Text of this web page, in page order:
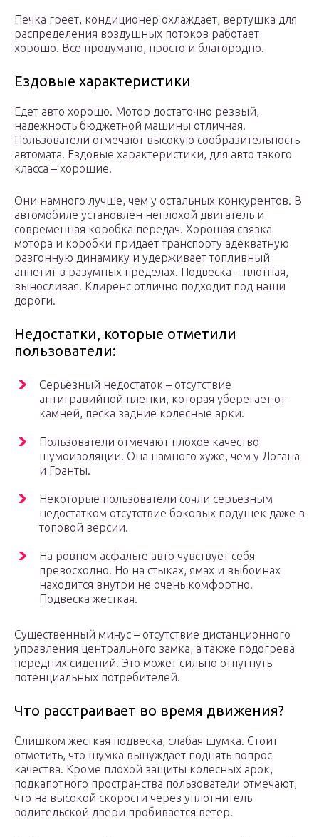
Печка греет, кондиционер охлаждает, вертушка для
распределения воздушных потоков работает
хорошо. Все продумано, просто и благородно.
Ездовые характеристики
Едет авто хорошо. Мотор достаточно резвый,
надежность бюджетной машины отличная.
Пользователи отмечают высокую сообразительность
автомата. Ездовые характеристики, для авто такого
класса – хорошие.
Они намного лучше, чем у остальных конкурентов. В
автомобиле установлен неплохой двигатель и
современная коробка передач. Хорошая связка
мотора и коробки придает транспорту адекватную
разгонную динамику и удерживает топливный
аппетит в разумных пределах. Подвеска – плотная,
выносливая. Клиренс отлично подходит под наши
дороги.
Недостатки, которые отметили
пользователи:
Серьезный недостаток – отсутствие
антигравийной пленки, которая уберегает от
камней, песка задние колесные арки.
Пользователи отмечают плохое качество
шумоизоляции. Она намного хуже, чем у Логана
и Гранты.
Некоторые пользователи сочли серьезным
недостатком отсутствие боковых подушек даже в
топовой версии.
На ровном асфальте авто чувствует себя
превосходно. Но на стыках, ямах и выбоинах
находится внутри не очень комфортно.
Подвеска жесткая.
Существенный минус – отсутствие дистанционного
управления центрального замка, а также подогрева
передних сидений. Это может сильно отпугнуть
потенциальных потребителей.
Что расстраивает во время движения?
Слишком жесткая подвеска, слабая шумка. Стоит
отметить, что шумка вынуждает поднять вопрос
качества. Кроме плохой защиты колесных арок,
подкапотного пространства пользователи отмечают,
что на высокой скорости через уплотнитель
водительской двери пробивается ветер.